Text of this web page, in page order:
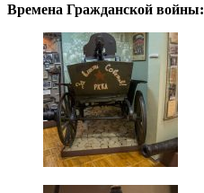
Времена Гражданской войны: